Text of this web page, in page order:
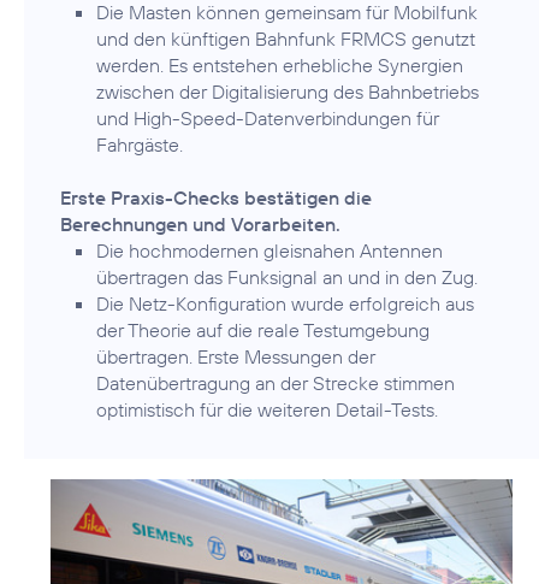
Die Masten können gemeinsam für Mobilfunk
und den künftigen Bahnfunk FRMCS genutzt
werden. Es entstehen erhebliche Synergien
zwischen der Digitalisierung des Bahnbetriebs
und High-Speed-Datenverbindungen für
Fahrgäste.
Erste Praxis-Checks bestätigen die
Berechnungen und Vorarbeiten.
Die hochmodernen gleisnahen Antennen
übertragen das Funksignal an und in den Zug.
Die Netz-Konfiguration wurde erfolgreich aus
der Theorie auf die reale Testumgebung
übertragen. Erste Messungen der
Datenübertragung an der Strecke stimmen
optimistisch für die weiteren Detail-Tests.